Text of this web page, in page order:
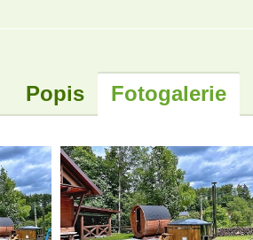
Popis Fotogalerie